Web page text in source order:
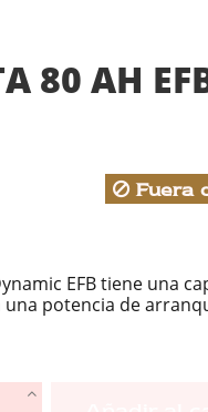
80 AH
Fuera
EFB tiene una
una potencia de